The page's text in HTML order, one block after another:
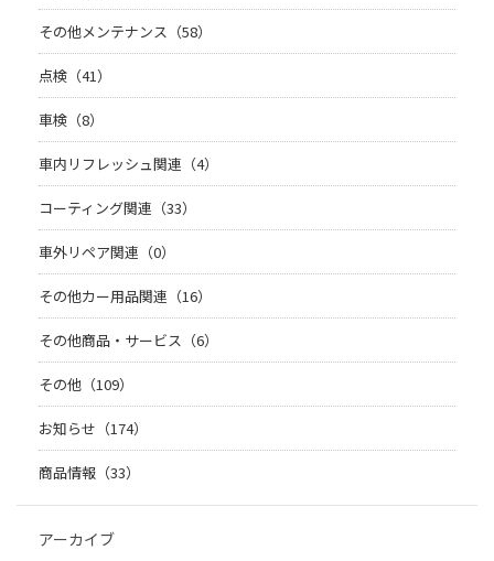
その他メンテナンス（58）
点検（41）
車検（8）
車内リフレッシュ関連（4）
コーティング関連（33）
車外リペア関連（0）
その他カー用品関連（16）
その他商品・サービス（6）
その他（109）
お知らせ（174）
商品情報（33）
アーカイブ